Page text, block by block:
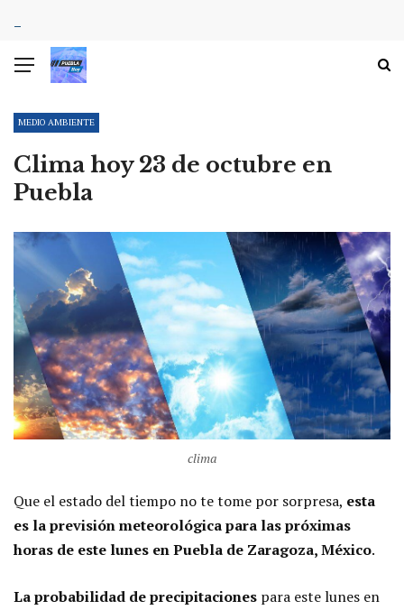
MEDIO AMBIENTE
Clima hoy 23 de octubre en
Puebla
clima
Que el estado del tiempo no te tome por sorpresa, esta
es la previsión meteorológica para las próximas
horas de este lunes en Puebla de Zaragoza, México.
La probabilidad de precipitaciones para este lunes en